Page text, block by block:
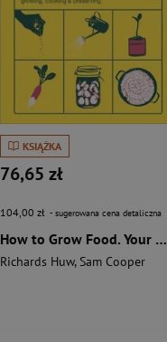
KSIĄŻKA
76,65 zł
104,00 zł - sugerowana cena detaliczna
How to Grow Food. Your Crop-by-Crop Guide to Growing, Cooking, & Preserving
Richards Huw, Sam Cooper